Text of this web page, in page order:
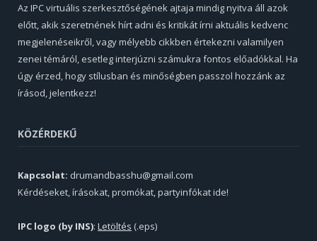
Az IPC virtuális szerkesztőségének ajtaja mindig nyitva áll azok
előtt, akik szeretnének hírt adni és kritikát írni aktuális kedvenc
megjelenéseikről, vagy mélyebb cikkben értekezni valamilyen
zenei témáról, esetleg interjúzni számukra fontos előadókkal. Ha
úgy érzed, hogy stílusban és minőségben passzol hozzánk az
írásod, jelentkezz!
KÖZÉRDEKŰ
Kapcsolat: drumandbasshu@gmail.com
Kérdéseket, írásokat, promókat, partyinfókat ide!
IPC logo (by INS): Letöltés (.eps)